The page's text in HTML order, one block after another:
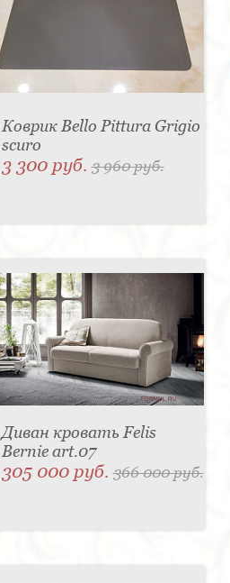
Коврик Bello Pittura Grigio
scuro
3 300 руб.3 960 руб.
Диван кровать Felis
Bernie art.07
305 000 руб.366 000 руб.